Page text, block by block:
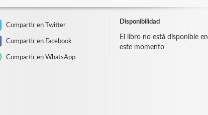
Compartir en Twitter
Compartir en Facebook
Compartir en WhatsApp
Disponibilidad
El libro no está disponible en
este momento